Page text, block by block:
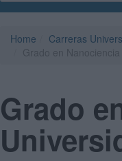
Home Carreras
Grado